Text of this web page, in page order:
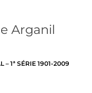
– 1ª SÉRIE 1901-2009